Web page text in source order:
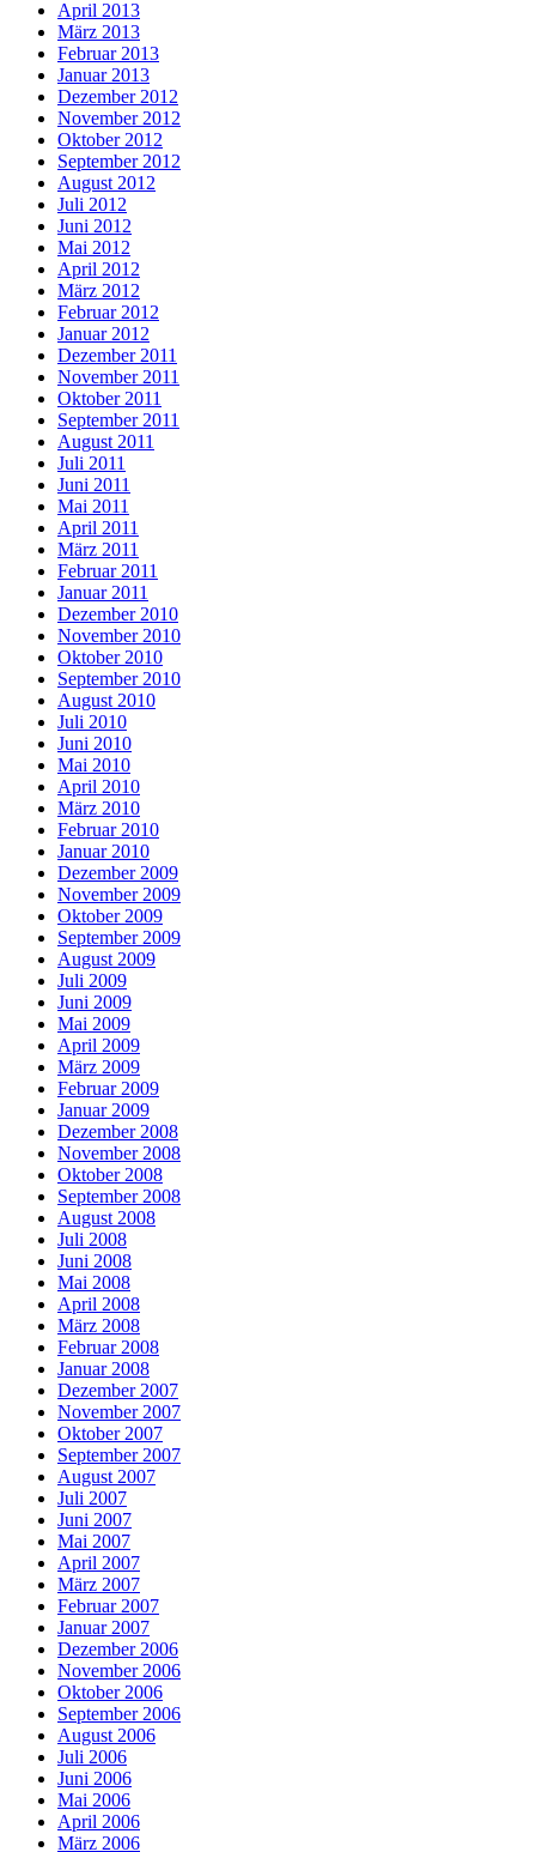
April 2013
März 2013
Februar 2013
Januar 2013
Dezember 2012
November 2012
Oktober 2012
September 2012
August 2012
Juli 2012
Juni 2012
Mai 2012
April 2012
März 2012
Februar 2012
Januar 2012
Dezember 2011
November 2011
Oktober 2011
September 2011
August 2011
Juli 2011
Juni 2011
Mai 2011
April 2011
März 2011
Februar 2011
Januar 2011
Dezember 2010
November 2010
Oktober 2010
September 2010
August 2010
Juli 2010
Juni 2010
Mai 2010
April 2010
März 2010
Februar 2010
Januar 2010
Dezember 2009
November 2009
Oktober 2009
September 2009
August 2009
Juli 2009
Juni 2009
Mai 2009
April 2009
März 2009
Februar 2009
Januar 2009
Dezember 2008
November 2008
Oktober 2008
September 2008
August 2008
Juli 2008
Juni 2008
Mai 2008
April 2008
März 2008
Februar 2008
Januar 2008
Dezember 2007
November 2007
Oktober 2007
September 2007
August 2007
Juli 2007
Juni 2007
Mai 2007
April 2007
März 2007
Februar 2007
Januar 2007
Dezember 2006
November 2006
Oktober 2006
September 2006
August 2006
Juli 2006
Juni 2006
Mai 2006
April 2006
März 2006